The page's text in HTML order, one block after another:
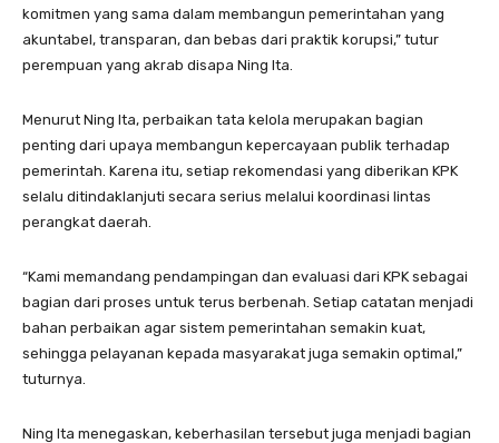
komitmen yang sama dalam membangun pemerintahan yang
akuntabel, transparan, dan bebas dari praktik korupsi,” tutur
perempuan yang akrab disapa Ning Ita.
Menurut Ning Ita, perbaikan tata kelola merupakan bagian
penting dari upaya membangun kepercayaan publik terhadap
pemerintah. Karena itu, setiap rekomendasi yang diberikan KPK
selalu ditindaklanjuti secara serius melalui koordinasi lintas
perangkat daerah.
“Kami memandang pendampingan dan evaluasi dari KPK sebagai
bagian dari proses untuk terus berbenah. Setiap catatan menjadi
bahan perbaikan agar sistem pemerintahan semakin kuat,
sehingga pelayanan kepada masyarakat juga semakin optimal,”
tuturnya.
Ning Ita menegaskan, keberhasilan tersebut juga menjadi bagian